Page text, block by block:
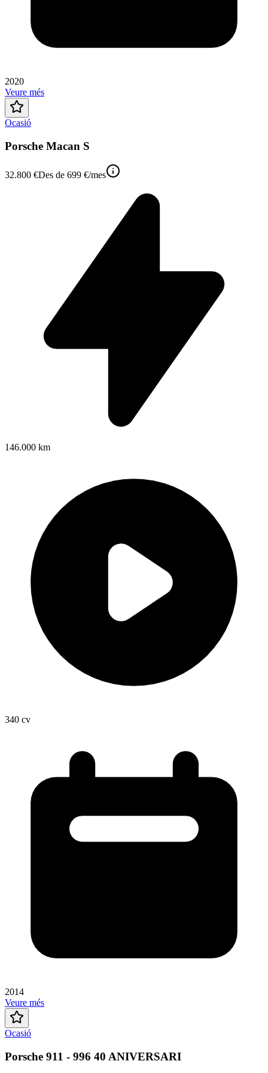
2020
Veure més
Ocasió
Porsche Macan S
32.800 €Des de 699 €/mes
146.000 km
340 cv
2014
Veure més
Ocasió
Porsche 911 - 996 40 ANIVERSARI